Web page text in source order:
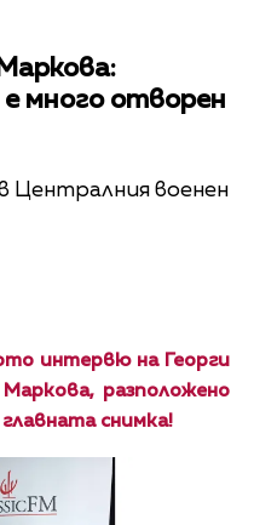
много отворен
Централния военен
интервю на Георги
разположено
снимка!